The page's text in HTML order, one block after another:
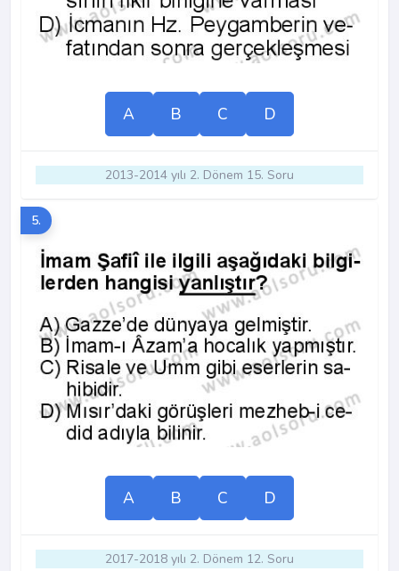
A B C D
2013-2014 yılı 2. Dönem 15. Soru
5.
A B C D
2017-2018 yılı 2. Dönem 12. Soru